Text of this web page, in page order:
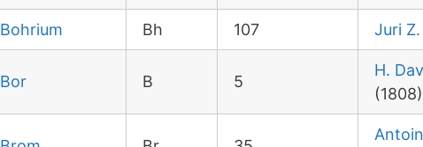
Bohrium Bh 107 Juri
Bor B 5
H.
(1808)